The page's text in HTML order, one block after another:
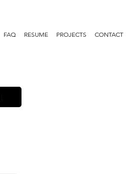
FAQ RESUME PROJECTS CONTACT